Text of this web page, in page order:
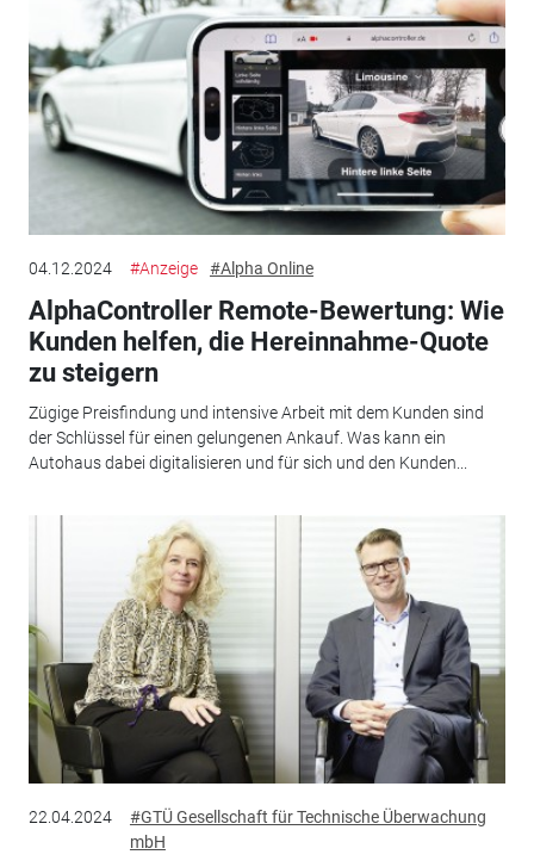
04.12.2024 #Anzeige #Alpha Online
AlphaController Remote-Bewertung: Wie
Kunden helfen, die Hereinnahme-Quote
zu steigern
Zügige Preisfindung und intensive Arbeit mit dem Kunden sind
der Schlüssel für einen gelungenen Ankauf. Was kann ein
Autohaus dabei digitalisieren und für sich und den Kunden...
22.04.2024
#GTÜ Gesellschaft für Technische Überwachung
mbH